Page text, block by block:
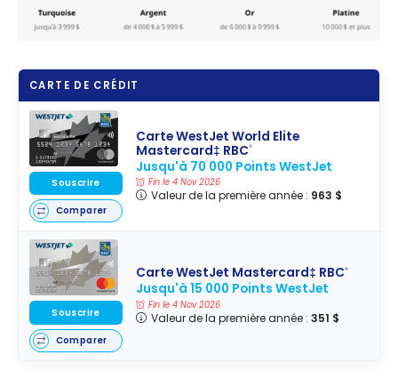
CARTE DE CRÉDIT
Carte WestJet World Elite
Mastercard‡ RBC®
Jusqu'à 70 000 Points WestJet
Fin le 4 Nov 2026
Valeur de la première année : 963 $
Souscrire
Comparer
Carte WestJet Mastercard‡ RBC®
Jusqu'à 15 000 Points WestJet
Fin le 4 Nov 2026
Valeur de la première année : 351 $
Souscrire
Comparer